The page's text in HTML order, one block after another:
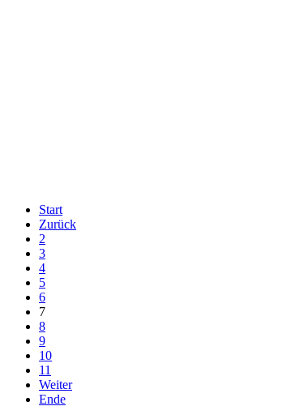
Start
Zurück
2
3
4
5
6
7
8
9
10
11
Weiter
Ende